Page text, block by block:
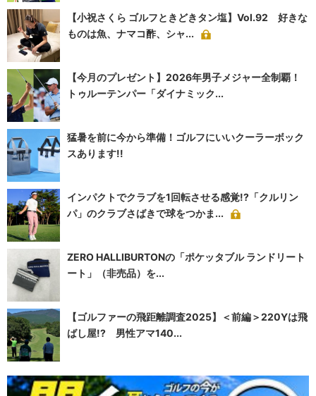
【小祝さくら ゴルフときどきタン塩】Vol.92 好きな
ものは魚、ナマコ酢、シャ...
【今月のプレゼント】2026年男子メジャー全制覇！
トゥルーテンパー「ダイナミック...
猛暑を前に今から準備！ゴルフにいいクーラーボック
スあります!!
インパクトでクラブを1回転させる感覚!?「クルリン
パ」のクラブさばきで球をつかま...
ZERO HALLIBURTONの「ポケッタブル ランドリート
ート」（非売品）を...
【ゴルファーの飛距離調査2025】＜前編＞220Yは飛
ばし屋!? 男性アマ140...